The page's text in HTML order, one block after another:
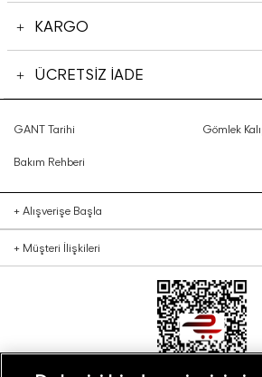
KARGO
ÜCRETSİZ İADE
GANT Tarihi Gömlek
Bakım Rehberi
+ Alışverişe Başla
+ Müşteri İlişkileri